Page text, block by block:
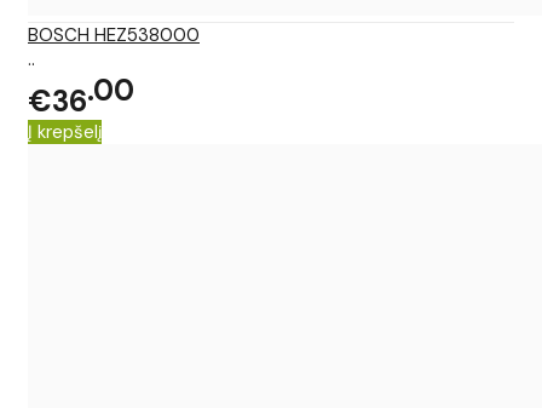
BOSCH HEZ538000
..
€36 00
Į krepšelį